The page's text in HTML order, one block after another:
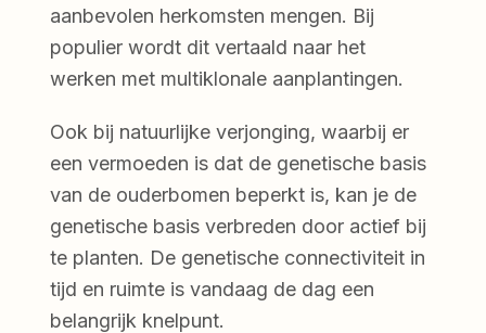
aanbevolen herkomsten mengen. Bij
populier wordt dit vertaald naar het
werken met multiklonale aanplantingen.
Ook bij natuurlijke verjonging, waarbij er
een vermoeden is dat de genetische basis
van de ouderbomen beperkt is, kan je de
genetische basis verbreden door actief bij
te planten. De genetische connectiviteit in
tijd en ruimte is vandaag de dag een
belangrijk knelpunt.